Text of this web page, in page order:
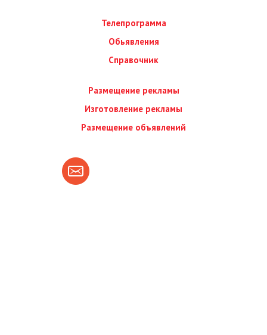
Телепрограмма
Обьявления
Справочник
Размещение рекламы
Изготовление рекламы
Размещение объявлений